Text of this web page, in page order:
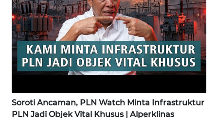
Soroti Ancaman, PLN Watch Minta Infrastruktur
PLN Jadi Objek Vital Khusus | Alperklinas
WN
SURABAYA
WN
NATUNA
WN
BINTAN